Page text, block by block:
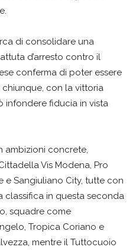
di consolidare una
d’arresto contro il
conferma di poter essere
con la vittoria
infondere fiducia in vista
ambizioni concrete,
Vis Modena, Pro
e Sangiuliano City, tutte con
in questa seconda
squadre come
Tropica Coriano e
mentre il Tuttocuoio